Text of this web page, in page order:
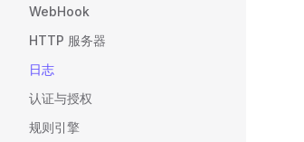
WebHook
HTTP 服务器
日志
认证与授权
规则引擎